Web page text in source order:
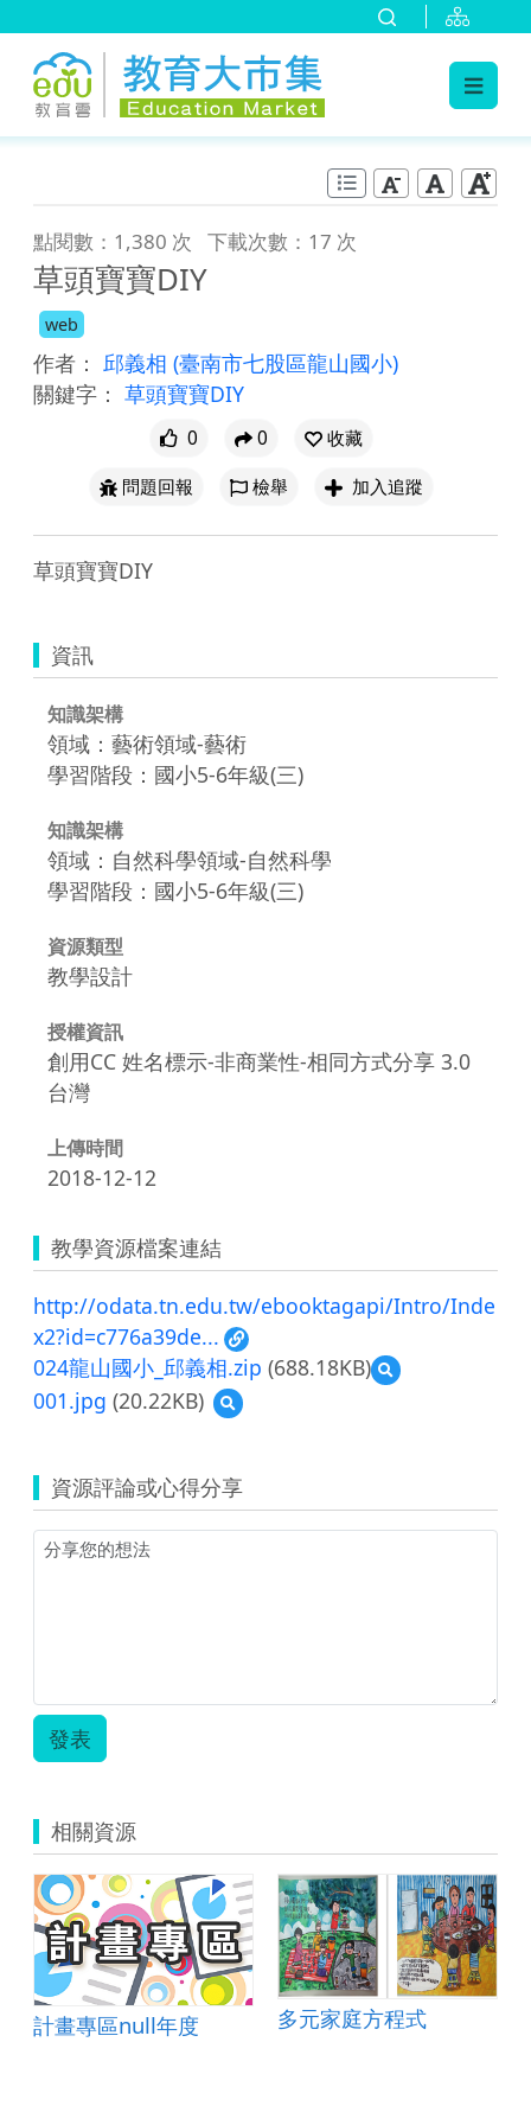
點閱數：1,380 次 下載次數：17 次
草頭寶寶DIY
web
作者： 邱義相 (臺南市七股區龍山國小)
關鍵字： 草頭寶寶DIY
0 0
收藏
問題回報
檢舉 加入追蹤
資訊
知識架構
領域：藝術領域-藝術
學習階段：國小5-6年級(三)
知識架構
領域：自然科學領域-自然科學
學習階段：國小5-6年級(三)
資源類型
教學設計
授權資訊
創用CC 姓名標示-非商業性-相同方式分享 3.0
台灣
上傳時間
2018-12-12
教學資源檔案連結
http://odata.tn.edu.tw/ebooktagapi/Intro/Inde
x2?id=c776a39de...
024龍山國小_邱義相.zip (688.18KB)
預
覽
_
001.jpg (20.22KB)
預
覽
資源評論或心得分享
發表
相關資源
計畫專區null年度 多元家庭方程式